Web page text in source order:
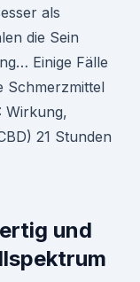
als
die Sein
Einige Fälle
Schmerzmittel
Wirkung,
21 Stunden
und